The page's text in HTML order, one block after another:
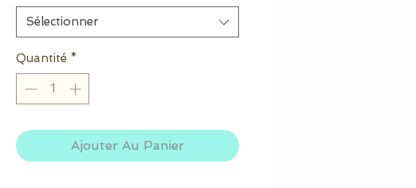
Sélectionner
Quantité *
Ajouter Au Panier